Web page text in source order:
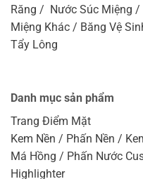
Răng / Nước Súc Miệng /
Miệng Khác / Băng Vệ
Tẩy Lông
Danh mục sản phẩm
Trang Điểm Mặt
Kem Nền / Phấn Nền /
Má Hồng / Phấn Nước
Highlighter